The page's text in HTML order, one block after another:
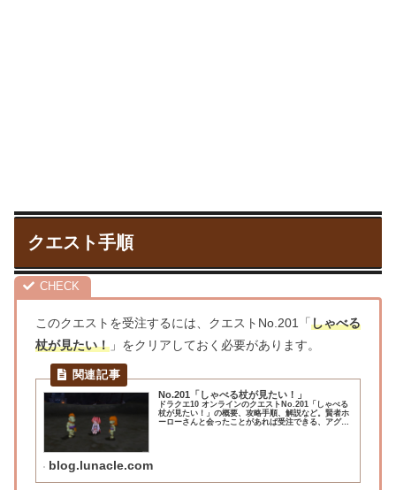
クエスト手順
このクエストを受注するには、クエストNo.201「しゃべる
杖が見たい！ 」をクリアしておく必要があります。
No.201「しゃべる杖が見たい！」
ドラクエ10 オンラインのクエストNo.201「しゃべる
杖が見たい！」の概要、攻略手順、解説など。賢者ホ
ーローさんと会ったことがあれば受注できる、アグラ
blog.lunacle.com